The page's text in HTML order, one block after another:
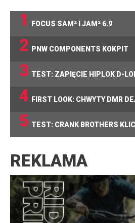
1
FOCUS SAM² I JAM² 6.9
2 PNW COMPONENTS KOKPIT
3 TEST: ZAPIĘCIE HIPLOK D-
4 FIRST LOOK: CHWYTY DMR
5 TEST: CRANK BROTHERS
REKLAMA